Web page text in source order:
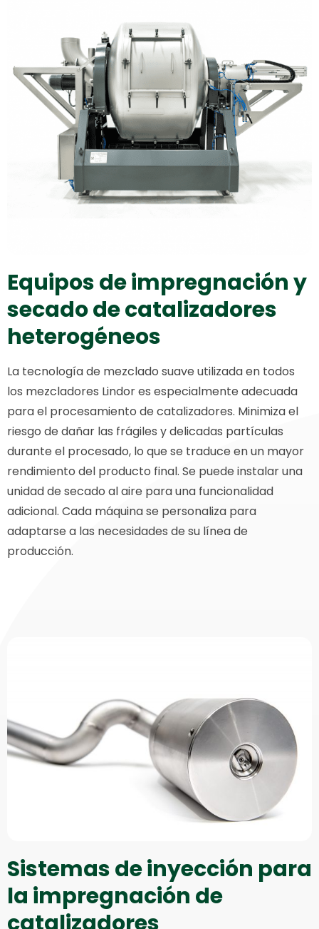
Equipos de impregnación y
secado de catalizadores
heterogéneos
La tecnología de mezclado suave utilizada en todos
los mezcladores Lindor es especialmente adecuada
para el procesamiento de catalizadores. Minimiza el
riesgo de dañar las frágiles y delicadas partículas
durante el procesado, lo que se traduce en un mayor
rendimiento del producto final. Se puede instalar una
unidad de secado al aire para una funcionalidad
adicional. Cada máquina se personaliza para
adaptarse a las necesidades de su línea de
producción.
Sistemas de inyección para
la impregnación de